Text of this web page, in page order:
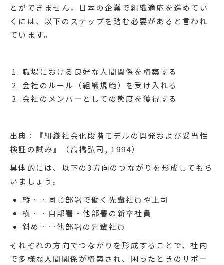
とができません。日本の企業で組織適応を進めてい
くには、以下のステップを踏む必要があると言われ
ています。
職場における良好な人間関係を構築する
会社のルール（組織規範）を受け入れる
会社のメンバーとしての態度を獲得する
出典：『組織社会化段階モデルの開発および妥当性
検証の試み』（高橋弘司, 1994）
具体的には、以下の3方向のつながりを形成してもら
いましょう。
縦……同じ部署で働く先輩社員や上司
横……自部署・他部署の新卒社員
斜め……他部署の先輩社員
それぞれの方向でつながりを形成することで、社内
で多様な人間関係が構築され、困ったときのサポー